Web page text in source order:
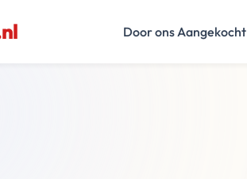
Door ons Aangekocht